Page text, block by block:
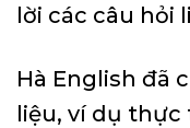
lời các câu hỏi
Hà English đã
liệu, ví dụ thực